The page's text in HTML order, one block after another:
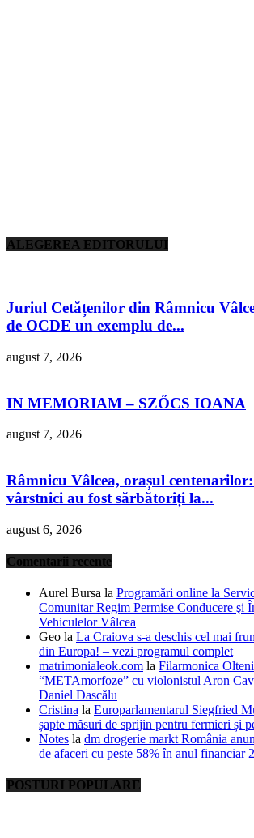
ALEGEREA EDITORULUI
Juriul Cetățenilor din Râmnicu
de OCDE un exemplu de...
august 7, 2026
IN MEMORIAM – SZŐCS IOANA
august 7, 2026
Râmnicu Vâlcea, orașul
vârstnici au fost sărbătoriți la...
august 6, 2026
Comentarii recente
Aurel Bursa la Programări online la
Comunitar Regim Permise Conducere şi
Vehiculelor Vâlcea
Geo la La Craiova s-a deschis cel mai
din Europa! – vezi programul complet
matrimonialeok.com la Filarmonica
“METAmorfoze” cu violonistul Aron
Daniel Dascălu
Cristina la Europarlamentarul Siegfried
șapte măsuri de sprijin pentru fermieri și
Notes la dm drogerie markt România
de afaceri cu peste 58% în anul financiar
POSTURI POPULARE